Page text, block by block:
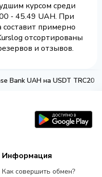
курсом среди
- 45.49 UAH. При
примерно
отсортированы
и отзывов.
Bank UAH на USDT TRC20
Информация
Как совершить обмен?